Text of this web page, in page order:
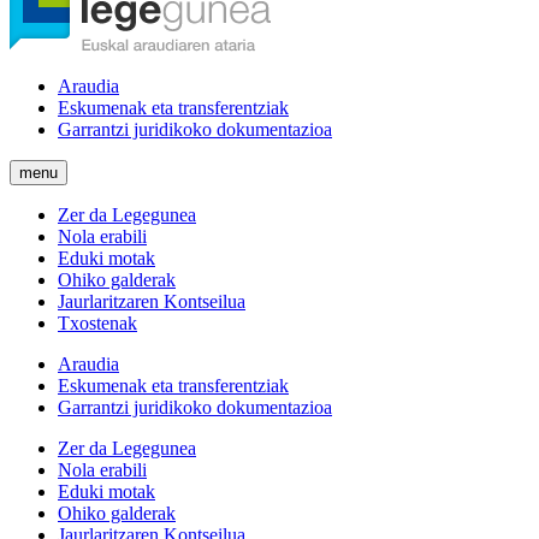
Araudia
Eskumenak eta transferentziak
Garrantzi juridikoko dokumentazioa
menu
Zer da Legegunea
Nola erabili
Eduki motak
Ohiko galderak
Jaurlaritzaren Kontseilua
Txostenak
Araudia
Eskumenak eta transferentziak
Garrantzi juridikoko dokumentazioa
Zer da Legegunea
Nola erabili
Eduki motak
Ohiko galderak
Jaurlaritzaren Kontseilua